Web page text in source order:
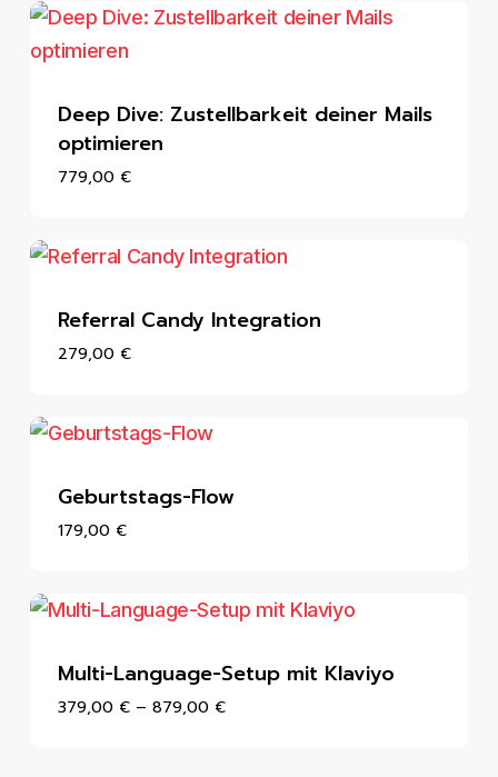
Deep Dive: Zustellbarkeit deiner Mails
optimieren
779,00 €
Referral Candy Integration
279,00 €
Geburtstags-Flow
179,00 €
Multi-Language-Setup mit Klaviyo
379,00 €– 879,00 €